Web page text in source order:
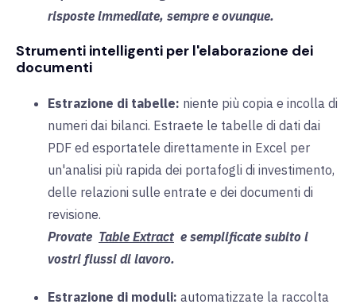
risposte immediate, sempre e ovunque.
Strumenti intelligenti per l'elaborazione dei
documenti
Estrazione di tabelle: niente più copia e incolla di
numeri dai bilanci. Estraete le tabelle di dati dai
PDF ed esportatele direttamente in Excel per
un'analisi più rapida dei portafogli di investimento,
delle relazioni sulle entrate e dei documenti di
revisione.
Provate Table Extract e semplificate subito i
vostri flussi di lavoro.
Estrazione di moduli: automatizzate la raccolta